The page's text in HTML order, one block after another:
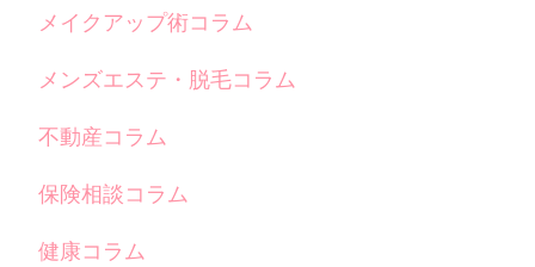
メイクアップ術コラム
メンズエステ・脱毛コラム
不動産コラム
保険相談コラム
健康コラム